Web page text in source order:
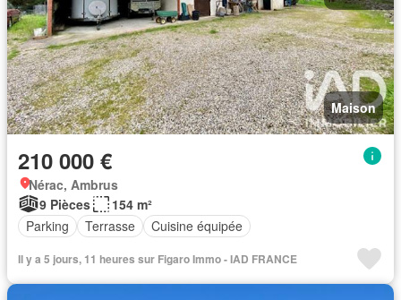
Maison
210 000 €
Nérac, Ambrus
9 Pièces
154 m²
Parking
Terrasse Cuisine équipée
Il y a 5 jours, 11 heures sur Figaro Immo - IAD FRANCE